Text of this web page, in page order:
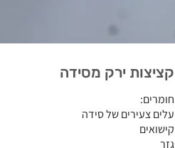
חומרים:
עלים צעירים של סידה
קישואים
גזר
קציצות ירק מסידה